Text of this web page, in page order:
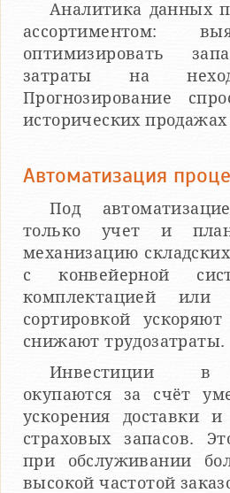
Аналитика данных
ассортиментом:
оптимизировать
затраты на
Прогнозирование
исторических продажах
Автоматизация
Под
только учет и
механизацию
с конвейерной
комплектацией или
сортировкой
снижают трудозатраты.
Инвестиции в
окупаются за счёт
ускорения доставки
страховых запасов.
при обслуживании
высокой частотой